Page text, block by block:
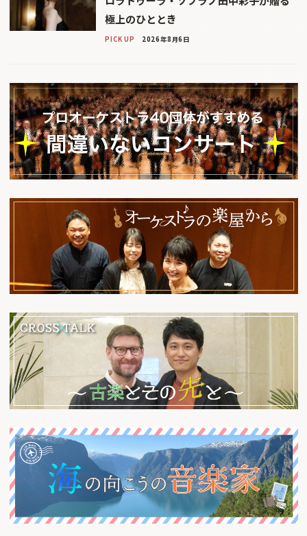
極上のひととき
PICK UP 2026年8月6日